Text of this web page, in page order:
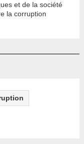
et de la société
la corruption